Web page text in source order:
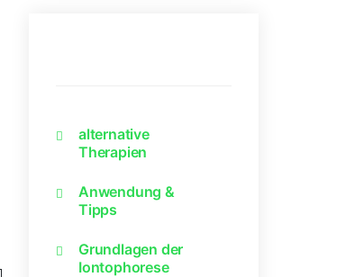
alternative
Therapien
Anwendung &
Tipps
Grundlagen der
Iontophorese